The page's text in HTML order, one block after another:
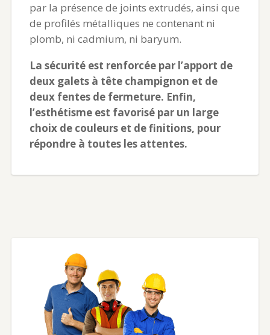
par la présence de joints extrudés, ainsi que
de profilés métalliques ne contenant ni
plomb, ni cadmium, ni baryum.
La sécurité est renforcée par l’apport de
deux galets à tête champignon et de
deux fentes de fermeture. Enfin,
l’esthétisme est favorisé par un large
choix de couleurs et de finitions, pour
répondre à toutes les attentes.